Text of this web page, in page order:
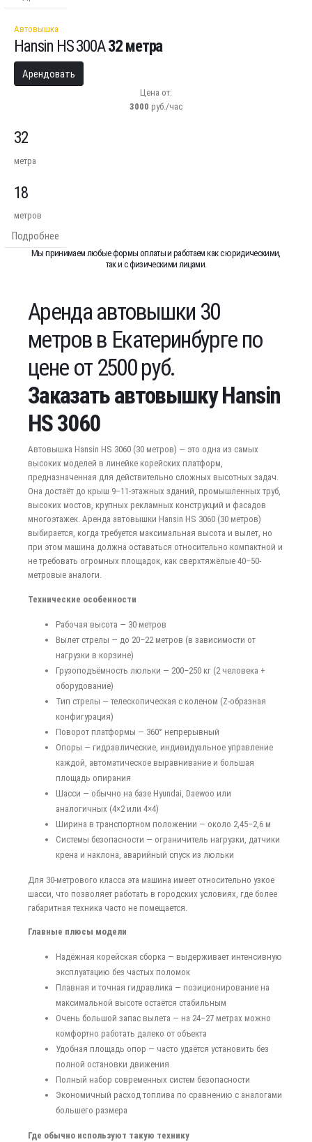
Автовышка
Hansin HS 300А32 метра
Арендовать
Цена от:
3000 руб./час
32
метра
18
метров
Подробнее
Мы принимаем любые формы оплаты и работаем как с юридическими,
так и с физическими лицами.
Аренда автовышки 30
метров в Екатеринбурге по
цене от 2500 руб.
Заказать автовышку Hansin
HS 3060
Автовышка Hansin HS 3060 (30 метров) — это одна из самых
высоких моделей в линейке корейских платформ,
предназначенная для действительно сложных высотных задач.
Она достаёт до крыш 9–11-этажных зданий, промышленных труб,
высоких мостов, крупных рекламных конструкций и фасадов
многоэтажек. Аренда автовышки Hansin HS 3060 (30 метров)
выбирается, когда требуется максимальная высота и вылет, но
при этом машина должна оставаться относительно компактной и
не требовать огромных площадок, как сверхтяжёлые 40–50-
метровые аналоги.
Технические особенности
Рабочая высота — 30 метров
Вылет стрелы — до 20–22 метров (в зависимости от
нагрузки в корзине)
Грузоподъёмность люльки — 200–250 кг (2 человека +
оборудование)
Тип стрелы — телескопическая с коленом (Z-образная
конфигурация)
Поворот платформы — 360° непрерывный
Опоры — гидравлические, индивидуальное управление
каждой, автоматическое выравнивание и большая
площадь опирания
Шасси — обычно на базе Hyundai, Daewoo или
аналогичных (4×2 или 4×4)
Ширина в транспортном положении — около 2,45–2,6 м
Системы безопасности — ограничитель нагрузки, датчики
крена и наклона, аварийный спуск из люльки
Для 30-метрового класса эта машина имеет относительно узкое
шасси, что позволяет работать в городских условиях, где более
габаритная техника часто не помещается.
Главные плюсы модели
Надёжная корейская сборка — выдерживает интенсивную
эксплуатацию без частых поломок
Плавная и точная гидравлика — позиционирование на
максимальной высоте остаётся стабильным
Очень большой запас вылета — на 24–27 метрах можно
комфортно работать далеко от объекта
Удобная площадь опор — часто удаётся установить без
полной остановки движения
Полный набор современных систем безопасности
Экономичный расход топлива по сравнению с аналогами
большего размера
Где обычно используют такую технику